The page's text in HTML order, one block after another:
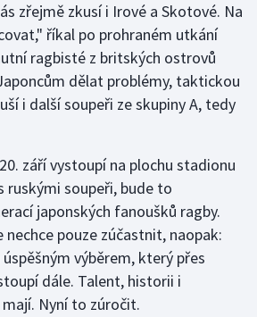
zřejmě zkusí i Irové a Skotové. Na
říkal po prohraném utkání
ragbisté z britských ostrovů
dělat problémy, taktickou
i další soupeři ze skupiny A, tedy
září vystoupí na plochu stadionu
ruskými soupeři, bude to
japonských fanoušků ragby.
nechce pouze zúčastnit, naopak:
výběrem, který přes
dále. Talent, historii i
Nyní to zúročit.